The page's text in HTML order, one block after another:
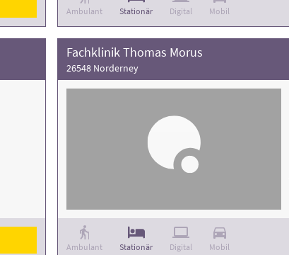
Ambulant Stationär Digital Mobil
Fachklinik Thomas Morus
26548 Norderney
Ambulant Stationär Digital Mobil